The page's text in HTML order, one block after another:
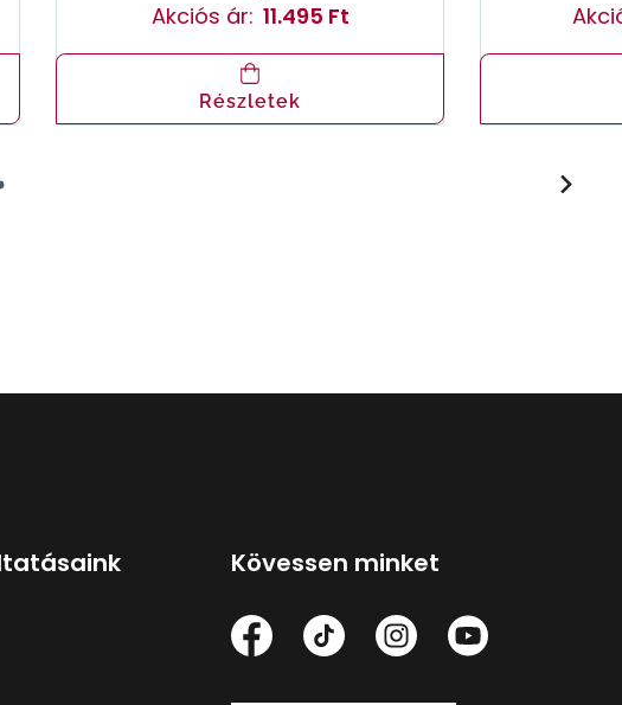
Akciós ár: 11.495 Ft
Részletek
Kövessen minket